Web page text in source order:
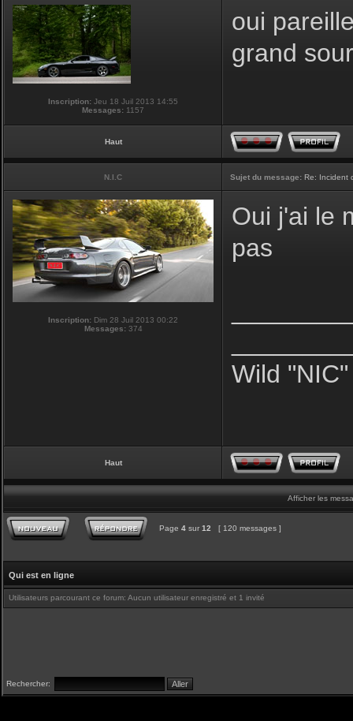
Inscription: Jeu 18 Juil 2013 14:55
Messages: 1157
oui
grand
Haut
N.I.C Sujet du message: Re: Incident
Inscription: Dim 28 Juil 2013 00:22
Messages:374
Oui j'ai le
pas
Wild
Haut
Afficher les
Page 4 sur 12 [ 120 messages ]
Qui est en ligne
Utilisateurs parcourant ce forum: Aucun utilisateur enregistré et 1 invité
Rechercher: